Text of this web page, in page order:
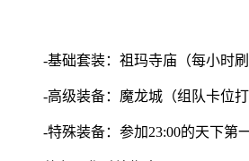
-基础套装：祖玛寺庙（每小时
-高级装备：魔龙城（组队卡位
-特殊装备：参加23:00的天下第